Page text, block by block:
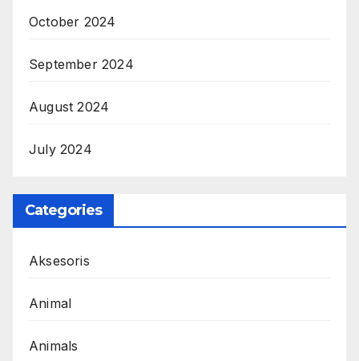
October 2024
September 2024
August 2024
July 2024
Categories
Aksesoris
Animal
Animals